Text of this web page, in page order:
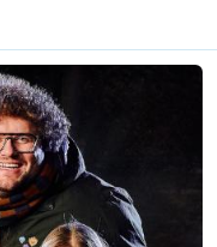
Week in Genk